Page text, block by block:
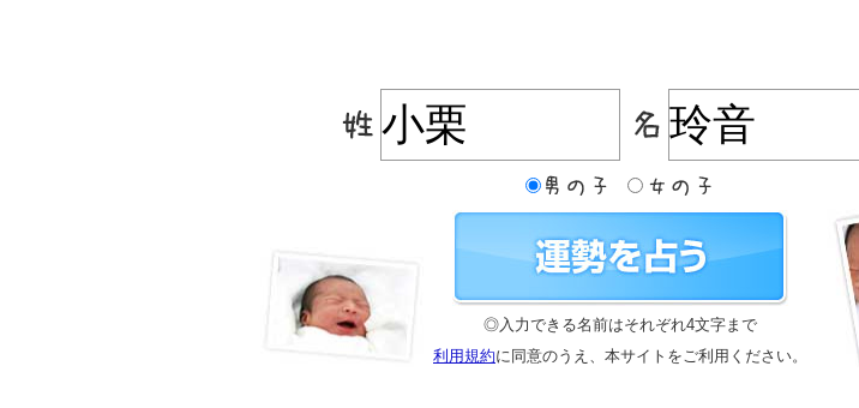
◎入力できる名前はそれぞれ4文字まで
利用規約に同意のうえ、本サイトをご利用ください。